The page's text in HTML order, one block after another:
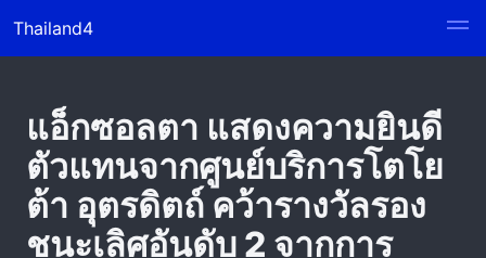
Thailand4
แอ็กซอลตา แสดงความยินดี
ตัวแทนจากศูนย์บริการโตโย
ต้า อุตรดิตถ์ คว้ารางวัลรอง
ชนะเลิศอันดับ 2 จากการ